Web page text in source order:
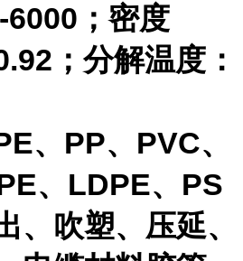
6000；密度
；分解温度：
、PP、PVC、
、LDPE、PS
、吹塑、压延、